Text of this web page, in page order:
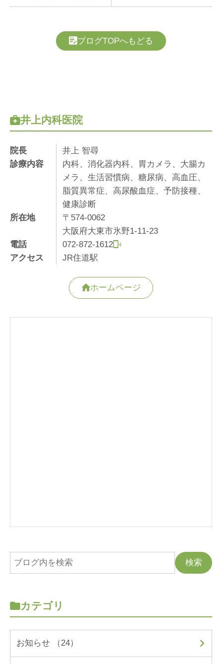
ブログTOPへもどる
井上内科医院
院長
井上 智尋
診療内容
内科、消化器内科、胃カメラ、大腸カ
メラ、生活習慣病、糖尿病、高血圧、
脂質異常症、高尿酸血症、予防接種、
健康診断
所在地
〒574-0062
大阪府大東市氷野1-11-23
電話
072-872-1612
アクセス
JR住道駅
ホームページ
カテゴリ
お知らせ （24）